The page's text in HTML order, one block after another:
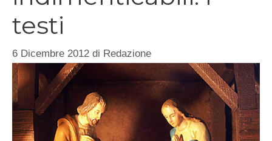
testi
6 Dicembre 2012 di Redazione